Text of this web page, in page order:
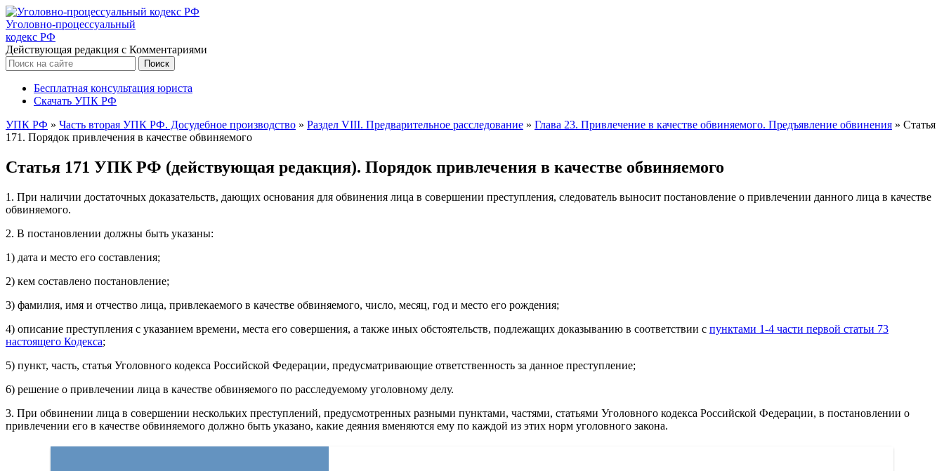
Уголовно-процессуальный
кодекс РФ
Действующая редакция с Комментариями
Бесплатная консультация юриста
Скачать УПК РФ
УПК РФ » Часть вторая УПК РФ. Досудебное производство » Раздел VIII. Предварительное расследование » Глава 23. Привлечение в качестве обвиняемого. Предъявление обвинения » Статья
171. Порядок привлечения в качестве обвиняемого
Статья 171 УПК РФ (действующая редакция). Порядок привлечения в качестве обвиняемого
1. При наличии достаточных доказательств, дающих основания для обвинения лица в совершении преступления, следователь выносит постановление о привлечении данного лица в качестве
обвиняемого.
2. В постановлении должны быть указаны:
1) дата и место его составления;
2) кем составлено постановление;
3) фамилия, имя и отчество лица, привлекаемого в качестве обвиняемого, число, месяц, год и место его рождения;
4) описание преступления с указанием времени, места его совершения, а также иных обстоятельств, подлежащих доказыванию в соответствии с пунктами 1-4 части первой статьи 73
настоящего Кодекса;
5) пункт, часть, статья Уголовного кодекса Российской Федерации, предусматривающие ответственность за данное преступление;
6) решение о привлечении лица в качестве обвиняемого по расследуемому уголовному делу.
3. При обвинении лица в совершении нескольких преступлений, предусмотренных разными пунктами, частями, статьями Уголовного кодекса Российской Федерации, в постановлении о
привлечении его в качестве обвиняемого должно быть указано, какие деяния вменяются ему по каждой из этих норм уголовного закона.